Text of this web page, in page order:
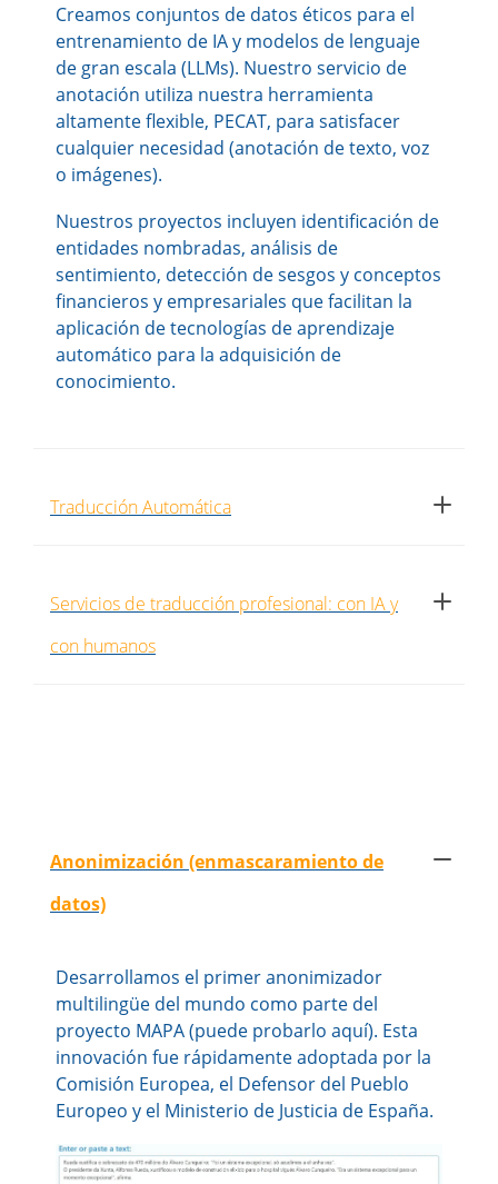
Creamos conjuntos de datos éticos para el
entrenamiento de IA y modelos de lenguaje
de gran escala (LLMs). Nuestro servicio de
anotación utiliza nuestra herramienta
altamente flexible, PECAT, para satisfacer
cualquier necesidad (anotación de texto, voz
o imágenes).
Nuestros proyectos incluyen identificación de
entidades nombradas, análisis de
sentimiento, detección de sesgos y conceptos
financieros y empresariales que facilitan la
aplicación de tecnologías de aprendizaje
automático para la adquisición de
conocimiento.
Traducción Automática
Servicios de traducción profesional: con IA y
con humanos
Anonimización (enmascaramiento de
datos)
Desarrollamos el primer anonimizador
multilingüe del mundo como parte del
proyecto MAPA (puede probarlo aquí). Esta
innovación fue rápidamente adoptada por la
Comisión Europea, el Defensor del Pueblo
Europeo y el Ministerio de Justicia de España.